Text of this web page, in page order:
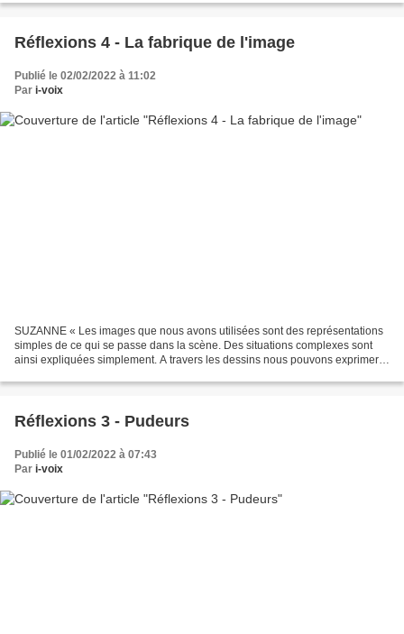
Réflexions 4 - La fabrique de l'image
Publié le 02/02/2022 à 11:02
Par i-voix
SUZANNE « Les images que nous avons utilisées sont des représentations
simples de ce qui se passe dans la scène. Des situations complexes sont
ainsi expliquées simplement. A travers les dessins nous pouvons exprimer
Réflexions 3 - Pudeurs
Publié le 01/02/2022 à 07:43
Par i-voix